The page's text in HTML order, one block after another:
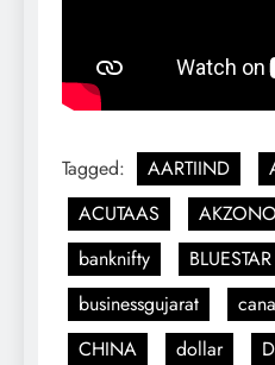
Tagged: AARTIIND
ACUTAAS
banknifty
BLUESTAR
businessgujarat
CHINA
dollar